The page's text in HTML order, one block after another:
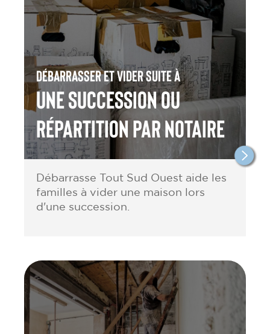
Débarrasser et vider suite à
une Succession ou
répartition par notaire
Débarrasse Tout Sud Ouest aide les
familles à vider une maison lors
d'une succession.